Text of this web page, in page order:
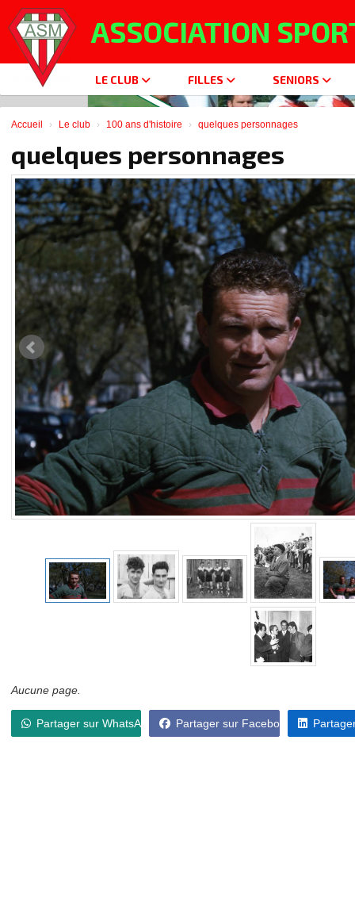
ASSOCIATION
LE CLUB FILLES SENIORS
Accueil Le club 100 ans d'histoire quelques personnages
quelques personnages
Aucune page.
Partager sur WhatsApp Partager sur Facebook
Panneau de gestion des cookies